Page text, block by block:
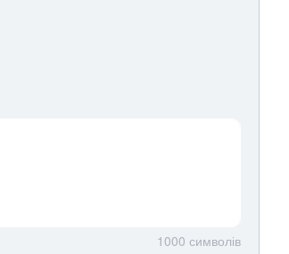
1000 символів